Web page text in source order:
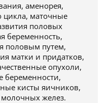
аменорея,
цикла, маточные
половых
беременность,
половым путем,
матки и придатков,
опухоли,
беременности,
кисты яичников,
желез.